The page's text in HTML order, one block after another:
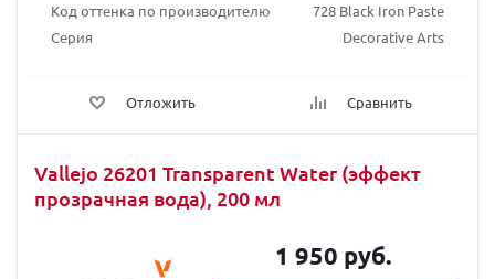
Код оттенка по производителю
728 Black Iron Paste
Серия
Decorative Arts
Отложить Сравнить
Vallejo 26201 Transparent Water (эффект
прозрачная вода), 200 мл
1 950 руб.